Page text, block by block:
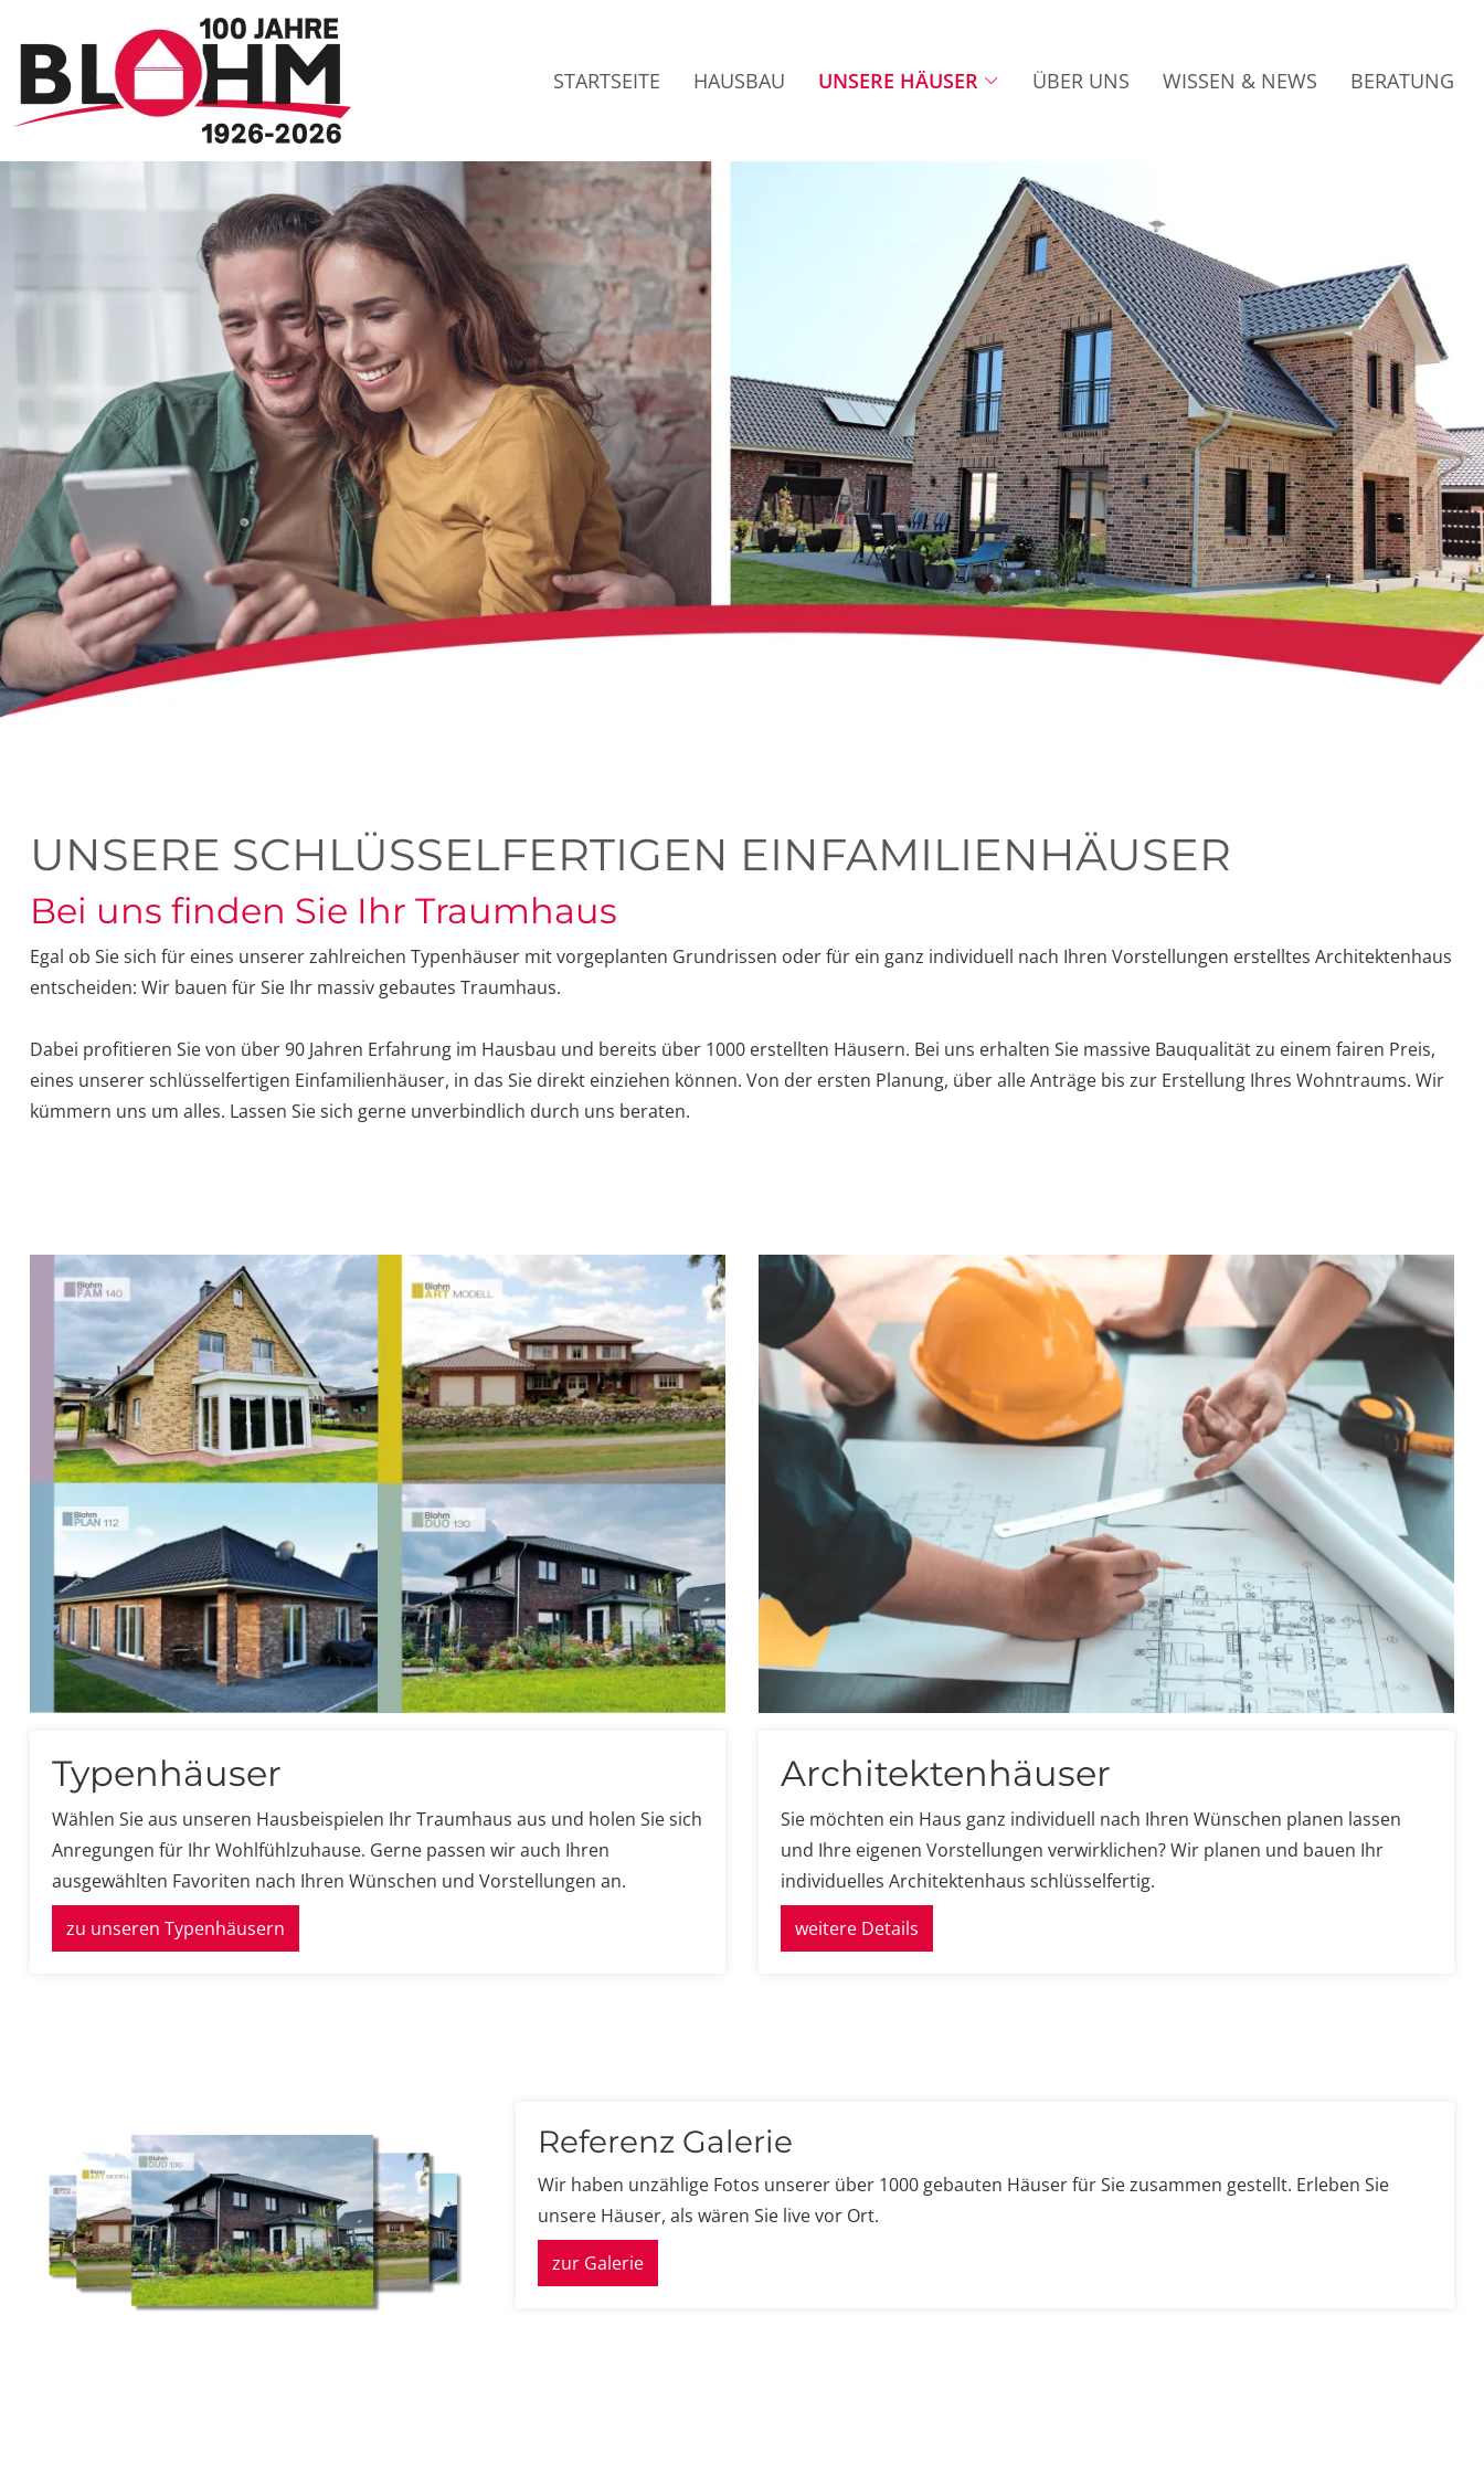
STARTSEITE HAUSBAU UNSERE HÄUSER ÜBER UNS WISSEN & NEWS BERATUNG
UNSERE SCHLÜSSELFERTIGEN EINFAMILIENHÄUSER
Bei uns finden Sie Ihr Traumhaus
Egal ob Sie sich für eines unserer zahlreichen Typenhäuser mit vorgeplanten Grundrissen oder für ein ganz individuell nach Ihren Vorstellungen erstelltes Architektenhaus
entscheiden: Wir bauen für Sie Ihr massiv gebautes Traumhaus.
Dabei profitieren Sie von über 90 Jahren Erfahrung im Hausbau und bereits über 1000 erstellten Häusern. Bei uns erhalten Sie massive Bauqualität zu einem fairen Preis,
eines unserer schlüsselfertigen Einfamilienhäuser, in das Sie direkt einziehen können. Von der ersten Planung, über alle Anträge bis zur Erstellung Ihres Wohntraums. Wir
kümmern uns um alles. Lassen Sie sich gerne unverbindlich durch uns beraten.
Typenhäuser
Wählen Sie aus unseren Hausbeispielen Ihr Traumhaus aus und holen Sie sich
Anregungen für Ihr Wohlfühlzuhause. Gerne passen wir auch Ihren
ausgewählten Favoriten nach Ihren Wünschen und Vorstellungen an.
zu unseren Typenhäusern
Architektenhäuser
Sie möchten ein Haus ganz individuell nach Ihren Wünschen planen lassen
und Ihre eigenen Vorstellungen verwirklichen?Wir planen und bauen Ihr
individuelles Architektenhaus schlüsselfertig.
weitere Details
Referenz Galerie
Wir haben unzählige Fotos unserer über 1000 gebauten Häuser für Sie zusammen gestellt. Erleben Sie
unsere Häuser, als wären Sie live vor Ort.
zur Galerie